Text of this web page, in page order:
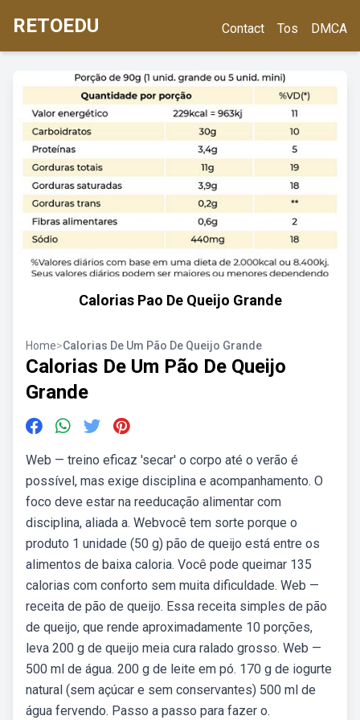
RETOEDU Contact Tos DMCA
Calorias Pao De Queijo Grande
Home>Calorias De Um Pão De Queijo Grande
Calorias De Um Pão De Queijo
Grande
Web — treino eficaz 'secar' o corpo até o verão é
possível, mas exige disciplina e acompanhamento. O
foco deve estar na reeducação alimentar com
disciplina, aliada a. Webvocê tem sorte porque o
produto 1 unidade (50 g) pão de queijo está entre os
alimentos de baixa caloria. Você pode queimar 135
calorias com conforto sem muita dificuldade. Web —
receita de pão de queijo. Essa receita simples de pão
de queijo, que rende aproximadamente 10 porções,
leva 200 g de queijo meia cura ralado grosso. Web —
500 ml de água. 200 g de leite em pó. 170 g de iogurte
natural (sem açúcar e sem conservantes) 500 ml de
água fervendo. Passo a passo para fazer o.